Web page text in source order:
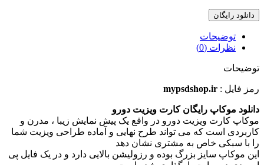
دانلود رایگان
توضیحات
نظرات (0)
توضیحات
رمز فایل : mypsdshop.ir
دانلود موکاپ رایگان کارت ویزیت دورو
موکاپ کارت ویزیت دورو در واقع يک پيش نمايش زيبا ، مدرن و
کاربردی است که می تواند طرح نهايی و آماده طراحی ویزیت شما
را با سبکی خاص به مشتری نشان دهد
اين موکاپ سايز بزرگ بوده و رزوليشن بالايی دارد و در یک فایل پی